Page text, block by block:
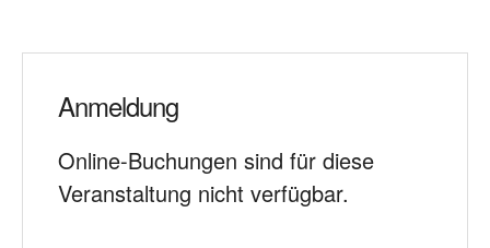
Anmeldung
Online-Buchungen sind für diese
Veranstaltung nicht verfügbar.